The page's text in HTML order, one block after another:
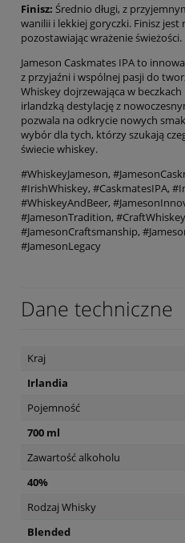
Finisz: Średnio długi, z
wanilii i lekkiej goryczki. Finisz jest
pozostawiając wrażenie świeżości.
Jameson Caskmates IPA to
z przyjaźni i wspólnej pasji do
Whiskey dojrzewająca w
irlandzką destylację z
pozwala na odkrycie nowych
wybór dla tych, którzy szukają
świecie whiskey.
#WhiskeyJameson,
#IrishWhiskey, #CaskmatesIPA,
#WhiskeyAndBeer,
#JamesonTradition,
#JamesonCraftsmanship,
#JamesonLegacy
Dane techniczne
Kraj
Irlandia
Pojemność
700 ml
Zawartość alkoholu
40%
Rodzaj Whisky
Blended